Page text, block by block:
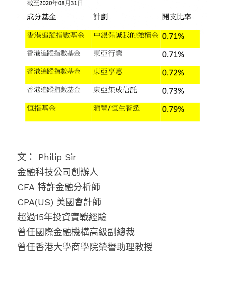
文： Philip Sir
金融科技公司創辦人
CFA 特許金融分析師
CPA(US) 美國會計師
超過15年投資實戰經驗
曾任國際金融機構高級副總裁
曾任香港大學商學院榮譽助理教授